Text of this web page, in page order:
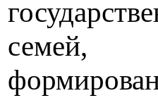
семей,